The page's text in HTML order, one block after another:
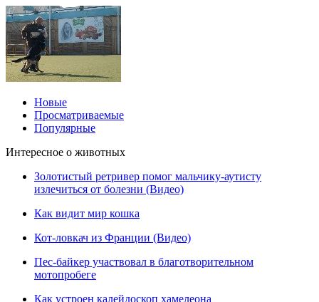
Новые
Просматриваемые
Популярные
Интересное о животных
Золотистый ретривер помог мальчику-аутисту
излечиться от болезни (Видео)
Как видит мир кошка
Кот-ловкач из Франции (Видео)
Пес-байкер участвовал в благотворительном
мотопробеге
Как устроен калейдоскоп хамелеона